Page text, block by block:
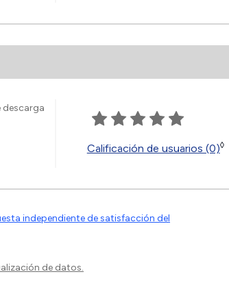
descarga
Calificación de usuarios (0)◊
independiente de satisfacción del
de datos.